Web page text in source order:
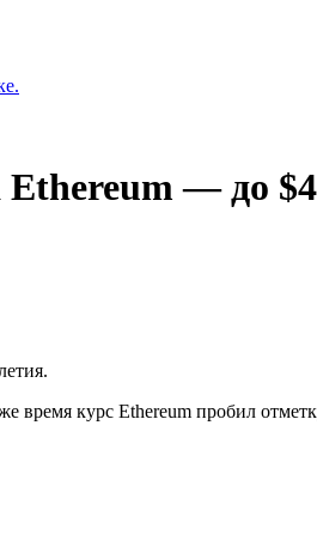
— до
курс Ethereum пробил